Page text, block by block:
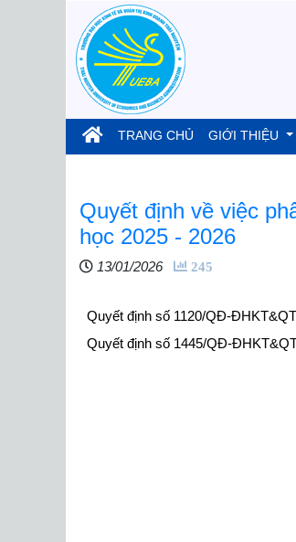
TRANG CHỦ (current)
GIỚI THIỆU
Quyết định về việc
học 2025 - 2026
13/01/2026 245
Quyết định số 1120/QĐ-
Quyết định số 1445/QĐ-